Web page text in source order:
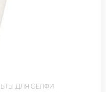
ДЛЯ СЕЛФИ